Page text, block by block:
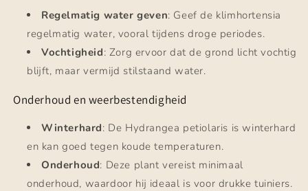
Regelmatig water geven: Geef de klimhortensia
regelmatig water, vooral tijdens droge periodes.
Vochtigheid: Zorg ervoor dat de grond licht vochtig
blijft, maar vermijd stilstaand water.
Onderhoud en weerbestendigheid
Winterhard: De Hydrangea petiolaris is winterhard
en kan goed tegen koude temperaturen.
Onderhoud: Deze plant vereist minimaal
onderhoud, waardoor hij ideaal is voor drukke tuiniers.